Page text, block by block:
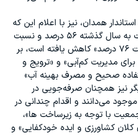
همدان، نیز با اعلام این که
«نزولات آسمانی نسبت به سال گذشته ۵۶ درصد و نسبت
به بارش‌های بلند مدت ۷۶ درصد» کاهش یافته است، بر
مدیریت کم‌آبی» و «ترویج و
صحیح و مصرف بهینه آب»
نیز همچنان صرفه‌جویی در
می‌دانند و اقدام چندانی در
با توجه به زیرساخت ها»،
کشاورزی و ایده خودکفایی» و